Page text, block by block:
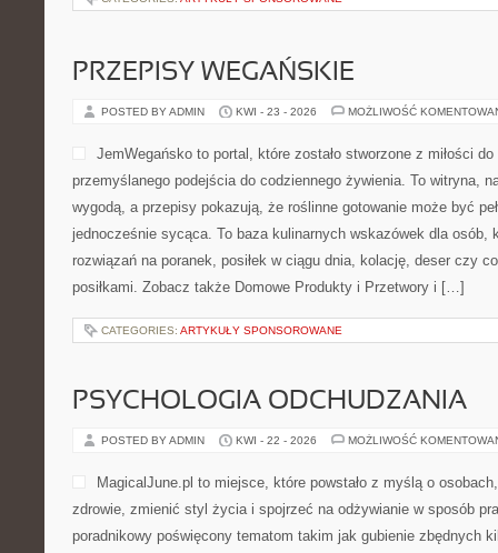
PRZEPISY WEGAŃSKIE
POSTED BY ADMIN KWI - 23 - 2026 MOŻLIWOŚĆ
JemWegańsko to portal, które zostało stworzone z miłości
przemyślanego podejścia do codziennego żywienia. To witryna,
wygodą, a przepisy pokazują, że roślinne gotowanie może być
jednocześnie sycąca. To baza kulinarnych wskazówek dla osób,
rozwiązań na poranek, posiłek w ciągu dnia, kolację, deser czy
posiłkami. Zobacz także Domowe Produkty i Przetwory i […]
CATEGORIES: ARTYKUŁY SPONSOROWANE
PSYCHOLOGIA ODCHUDZANIA
POSTED BY ADMIN KWI - 22 - 2026 MOŻLIWOŚĆ
MagicalJune.pl to miejsce, które powstało z myślą o
zdrowie, zmienić styl życia i spojrzeć na odżywianie w sposób
poradnikowy poświęcony tematom takim jak gubienie zbędnych